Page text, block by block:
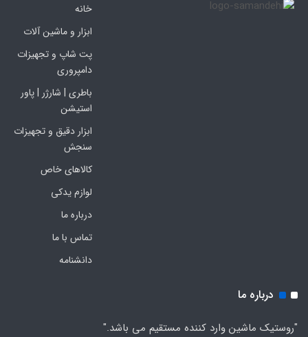
خانه
ابزار و ماشین آلات
پت شاپ و تجهیزات
دامپروری
باطری | شارژر | پاور
استیشن
ابزار دقیق و تجهیزات
سنجش
کالاهای خاص
لوازم یدکی
درباره ما
تماس با ما
دانشنامه
درباره ما
"روستیک ماشین وارد کننده مستقیم می باشد."